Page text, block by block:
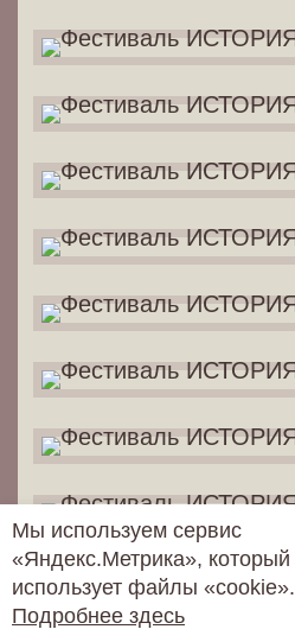
Мы используем сервис
«Яндекс.Метрика», который
использует файлы «cookie».
Подробнее здесь